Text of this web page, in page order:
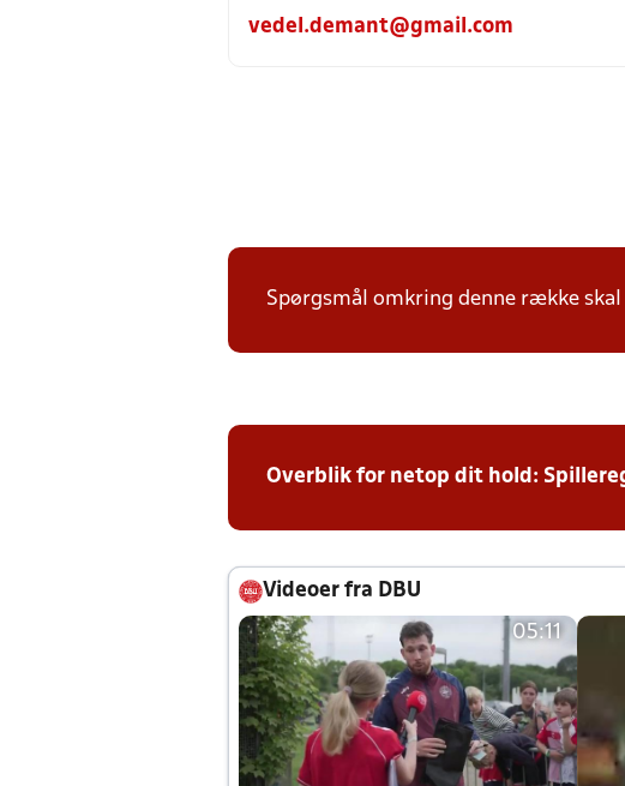
vedel.demant@gmail.com
Spørgsmål omkring denne række
Overblik for netop dit hold:
Videoer fra DBU
05:11